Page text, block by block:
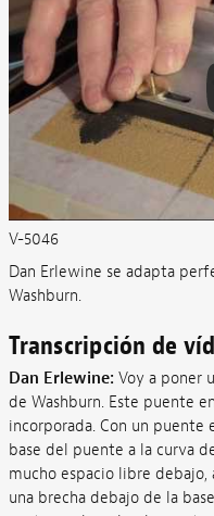
V-5046
Dan Erlewine se adapta
Washburn.
Transcripción de
Dan Erlewine: Voy a poner
de Washburn. Este puente
incorporada. Con un puente
base del puente a la curva
mucho espacio libre debajo,
una brecha debajo de la